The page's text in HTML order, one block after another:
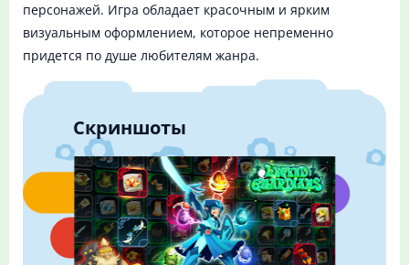
персонажей. Игра обладает красочным и ярким
визуальным оформлением, которое непременно
придется по душе любителям жанра.
Скриншоты